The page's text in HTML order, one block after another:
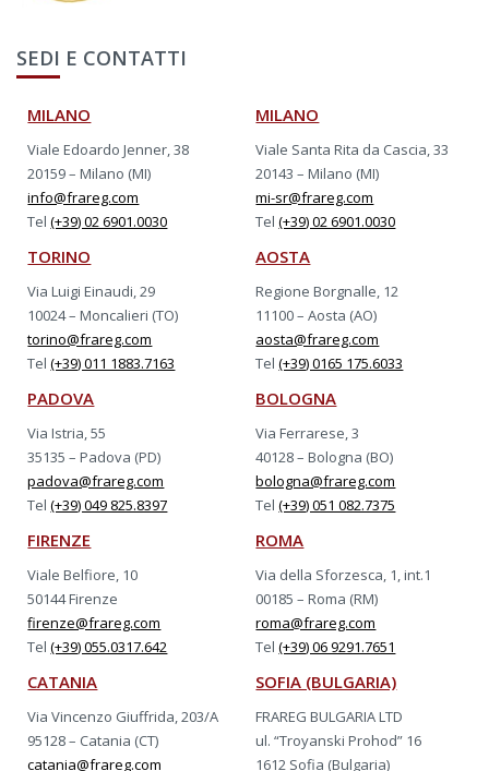
SEDI E CONTATTI
MILANO
Viale Edoardo Jenner, 38
20159 – Milano (MI)
info@frareg.com
Tel(+39) 02 6901.0030
MILANO
Viale Santa Rita da Cascia, 33
20143 – Milano (MI)
mi-sr@frareg.com
Tel(+39) 02 6901.0030
TORINO
Via Luigi Einaudi, 29
10024 – Moncalieri (TO)
torino@frareg.com
Tel(+39) 011 1883.7163
AOSTA
Regione Borgnalle, 12
11100 – Aosta (AO)
aosta@frareg.com
Tel(+39) 0165 175.6033
PADOVA
Via Istria, 55
35135 – Padova (PD)
padova@frareg.com
Tel(+39) 049 825.8397
BOLOGNA
Via Ferrarese, 3
40128 – Bologna (BO)
bologna@frareg.com
Tel(+39) 051 082.7375
FIRENZE
Viale Belfiore, 10
50144 Firenze
firenze@frareg.com
Tel(+39) 055.0317.642
ROMA
Via della Sforzesca, 1, int.1
00185 – Roma (RM)
roma@frareg.com
Tel(+39) 06 9291.7651
CATANIA
Via Vincenzo Giuffrida, 203/A
95128 – Catania (CT)
catania@frareg.com
SOFIA (BULGARIA)
FRAREG BULGARIA LTD
ul. “Troyanski Prohod” 16
1612 Sofia (Bulgaria)